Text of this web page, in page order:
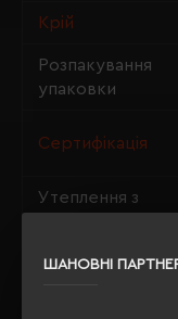
ШАНОВНІ
Крій
Розпакування
упаковки
Сертифікація
Утеплення з